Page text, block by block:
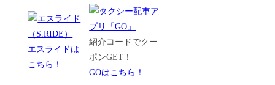
エスライドは
こちら！
紹介コードでクー
ポンGET！
GOはこちら！